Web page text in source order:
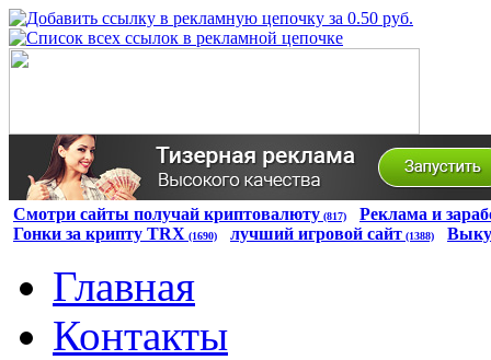
Смотри сайты получай криптовалюту (817)
Реклама и
Гонки за крипту TRX (1690) лучший игровой сайт (1388)
Главная
Контакты